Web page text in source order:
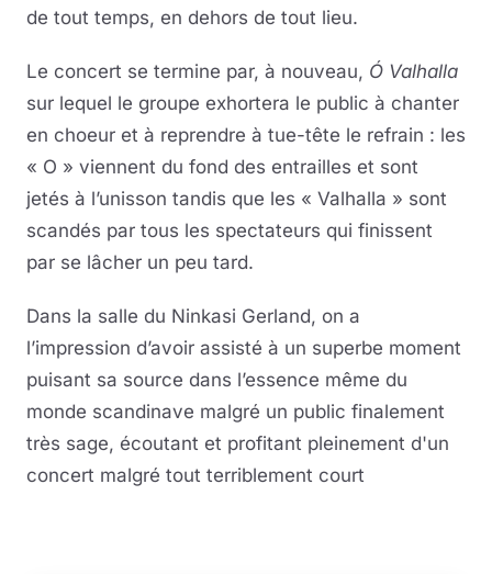
de tout temps, en dehors de tout lieu.
Le concert se termine par, à nouveau, Ó Valhalla
sur lequel le groupe exhortera le public à chanter
en choeur et à reprendre à tue-tête le refrain : les
« O » viennent du fond des entrailles et sont
jetés à l’unisson tandis que les « Valhalla » sont
scandés par tous les spectateurs qui finissent
par se lâcher un peu tard.
Dans la salle du Ninkasi Gerland, on a
l’impression d’avoir assisté à un superbe moment
puisant sa source dans l’essence même du
monde scandinave malgré un public finalement
très sage, écoutant et profitant pleinement d'un
concert malgré tout terriblement court